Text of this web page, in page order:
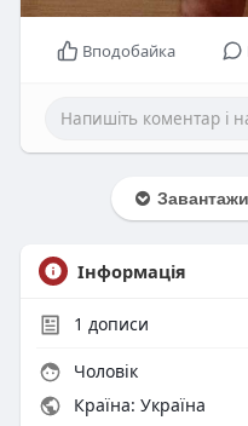
Вподобайка
Інформація
1 дописи
Чоловік
Країна: Україна